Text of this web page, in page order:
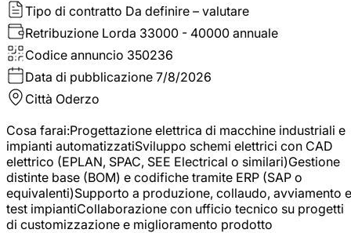
Tipo di contratto Da definire – valutare
Retribuzione Lorda 33000 - 40000 annuale
Codice annuncio 350236
Data di pubblicazione 7/8/2026
Città Oderzo
Cosa farai:Progettazione elettrica di macchine industriali e
impianti automatizzatiSviluppo schemi elettrici con CAD
elettrico (EPLAN, SPAC, SEE Electrical o similari)Gestione
distinte base (BOM) e codifiche tramite ERP (SAP o
equivalenti)Supporto a produzione, collaudo, avviamento e
test impiantiCollaborazione con ufficio tecnico su progetti
di customizzazione e miglioramento prodotto